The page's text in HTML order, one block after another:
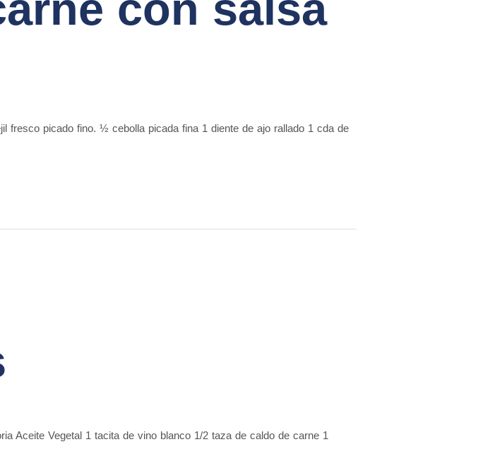
fresco picado fino. ½ cebolla picada fina 1 diente de ajo rallado 1 cda de
Aceite Vegetal 1 tacita de vino blanco 1/2 taza de caldo de carne 1